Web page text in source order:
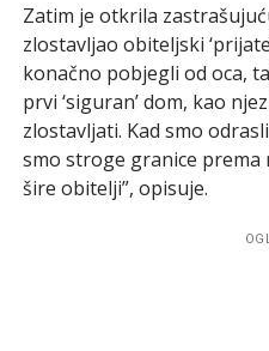
Zatim je otkrila
zlostavljao obiteljski
konačno pobjegli od oca,
prvi ‘siguran’ dom, kao
zlostavljati. Kad smo
smo stroge granice
šire obitelji”, opisuje.